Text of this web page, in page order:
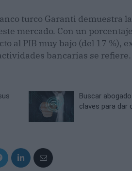
turco Garanti demuestra
mercado. Con un
al PIB muy bajo (del 17 %),
bancarias se refiere.
Buscar
claves para dar